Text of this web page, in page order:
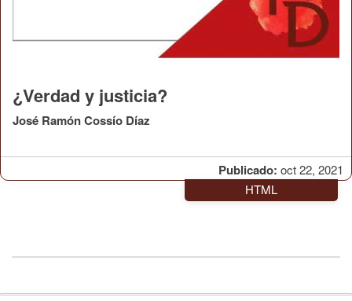
Publicado: oct 22, 2021
¿Verdad y justicia?
José Ramón Cossío Díaz
HTML